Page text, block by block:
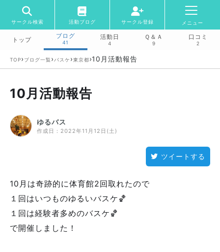
サークル検索 活動ブログ サークル登録 メニュー
トップ
ブログ
41
活動日
4
Ｑ＆Ａ
9
口コミ
2
TOP› ブログ一覧 › バスケ ›東京都›10月活動報告
10月活動報告
ゆるバス
作成日： 2022年11月12日(土)
ツイートする
10月は奇跡的に体育館2回取れたので
１回はいつものゆるいバスケ🏀
１回は経験者多めのバスケ🏀
で開催しました！